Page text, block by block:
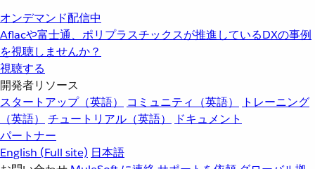
オンデマンド配信中
Aflacや富士通、ポリプラスチックスが推進しているDXの事例
を視聴しませんか？
視聴する
開発者リソース
スタートアップ（英語）
コミュニティ（英語）
トレーニング
（英語）
チュートリアル（英語）
ドキュメント
パートナー
English (Full site) 日本語